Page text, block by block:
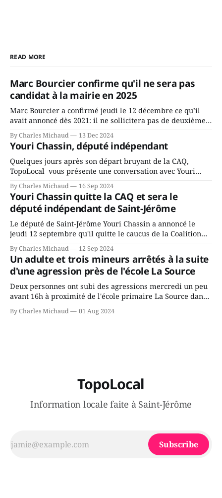
READ MORE
Marc Bourcier confirme qu'il ne sera pas
candidat à la mairie en 2025
Marc Bourcier a confirmé jeudi le 12 décembre ce qu’il
avait annoncé dès 2021: il ne sollicitera pas de deuxième
fait l’annonce en s’adressant aux employés de la ville,
rassemblés en soirée pour leur traditionnel souper
By Charles Michaud 13 Dec 2024
Youri Chassin, député indépendant
Quelques jours après son départ bruyant de la CAQ,
TopoLocal vous présente une conversation avec Youri
depuis longtemps? Sera-t-il candidat indépendant dans 2
ans? Joindrait-il un autre parti, par exemple les
conservateurs d’Éric Duhaime? Que lui
By Charles Michaud 16 Sep 2024
Youri Chassin quitte la CAQ et sera le
député indépendant de Saint-Jérôme
Le député de Saint-Jérôme Youri Chassin a annoncé le
jeudi 12 septembre qu'il quitte le caucus de la Coalition
gouvernement de la CAQ, surtout de son incapacité, qu'il
juge chronique, à offrir des
By Charles Michaud 12 Sep 2024
Un adulte et trois mineurs arrêtés à la suite
d'une agression près de l'école La Source
Deux personnes ont subi des agressions mercredi un peu
avant 16h à proximité de l'école primaire La Source dans
victimes aurait été écrasée sous un véhicule et aspergée
By Charles Michaud 01 Aug 2024
TopoLocal
Information locale faite à Saint-Jérôme
Subscribe